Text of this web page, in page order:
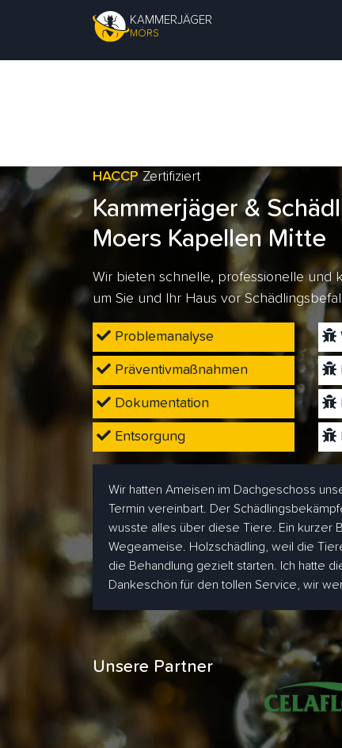
KAMMERJÄGER
MÖRS
HACCP Zertifiziert
Kammerjäger &
Moers Kapellen Mitte
Wir bieten schnelle, professionelle und
um Sie und Ihr Haus vor
Problemanalyse
Präventivmaßnahmen
Dokumentation
Entsorgung
Wir hatten Ameisen im Dachgeschoss
Termin vereinbart. Der
wusste alles über diese Tiere. Ein kurzer
Wegeameise. Holzschädling, weil die
die Behandlung gezielt starten. Ich hatte
Dankeschön für den tollen Service, wir
Unsere Partner